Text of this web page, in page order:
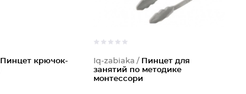
Пинцет крючок-
Iq-zabiaka / Пинцет для
занятий по методике
монтессори